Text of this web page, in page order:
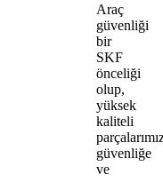
Araç
güvenliği
bir
SKF
önceliği
olup,
yüksek
kaliteli
güvenliğe
ve